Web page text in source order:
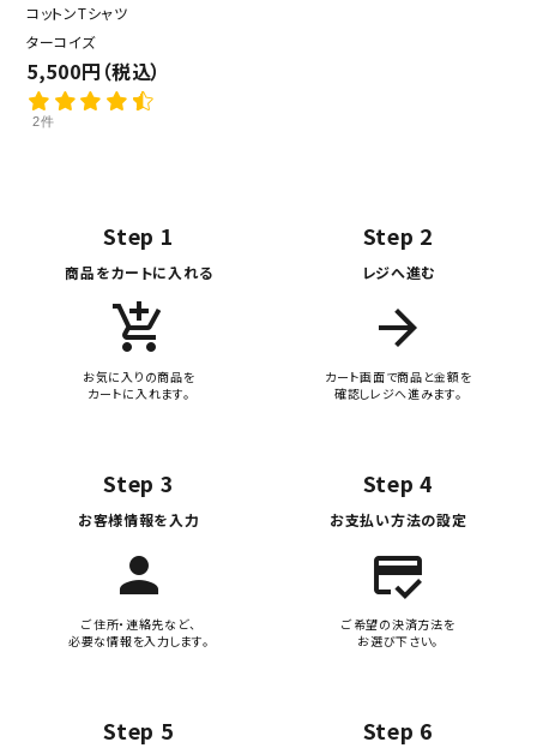
コットンTシャツ
ターコイズ
5,500円（税込）
2件
Step 1
商品をカートに入れる
add_shopping_cart
お気に入りの商品を
カートに入れます。
Step 2
レジへ進む
arrow_forward
カート画面で商品と金額を
確認しレジへ進みます。
Step 3
お客様情報を入力
person
ご住所・連絡先など、
必要な情報を入力します。
Step 4
お支払い方法の設定
credit_score
ご希望の決済方法を
お選び下さい。
Step 5 Step 6